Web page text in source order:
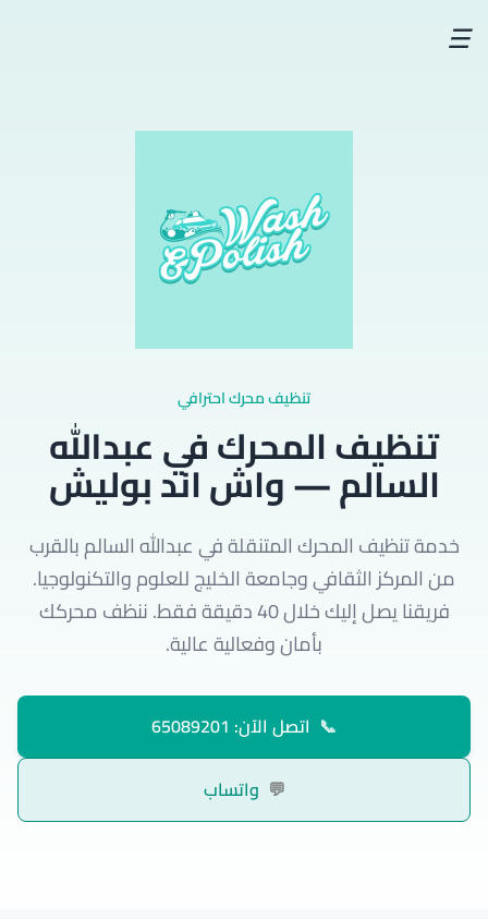
☰
تنظيف محرك احترافي
تنظيف المحرك في عبدالله
السالم — واش اند بوليش
خدمة تنظيف المحرك المتنقلة في عبدالله السالم بالقرب
من المركز الثقافي وجامعة الخليج للعلوم والتكنولوجيا.
فريقنا يصل إليك خلال 40 دقيقة فقط. ننظف محركك
بأمان وفعالية عالية.
📞 اتصل الآن: 65089201
💬 واتساب